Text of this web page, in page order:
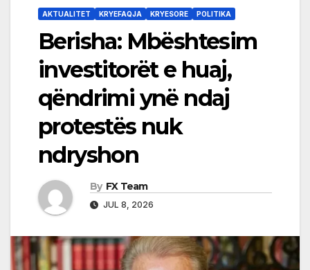
AKTUALITET KRYEFAQJA KRYESORE POLITIKA
Berisha: Mbështesim
investitorët e huaj,
qëndrimi ynë ndaj
protestës nuk
ndryshon
By FX Team
JUL 8, 2026